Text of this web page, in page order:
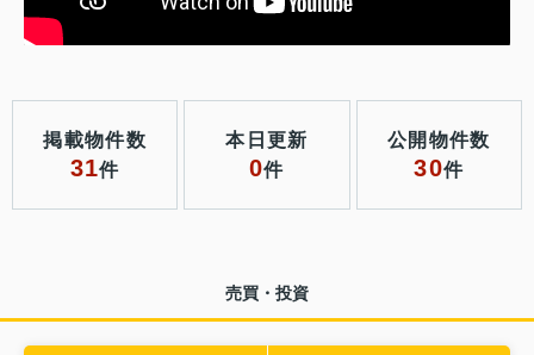
掲載物件数
31件
本日更新
0件
公開物件数
30件
売買・投資